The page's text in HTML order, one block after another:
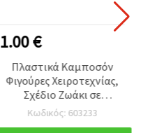
1.00 €
Πλαστικά Καμποσόν
Φιγούρες Χειροτεχνίας,
Σχέδιο Ζωάκι σε
Αυτοκίνητο, Μικτά, 2x2,4
εκ - 5 τεμάχια
Κωδικός: 603233